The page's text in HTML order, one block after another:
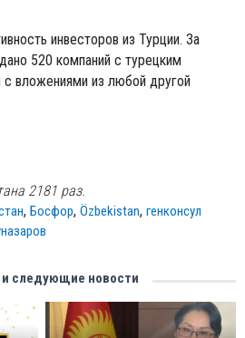
инвесторов из Турции. За
520 компаний с турецким
вложениями из любой другой
2181 раз.
,Босфор,Özbekistan,генконсул
следующие новости